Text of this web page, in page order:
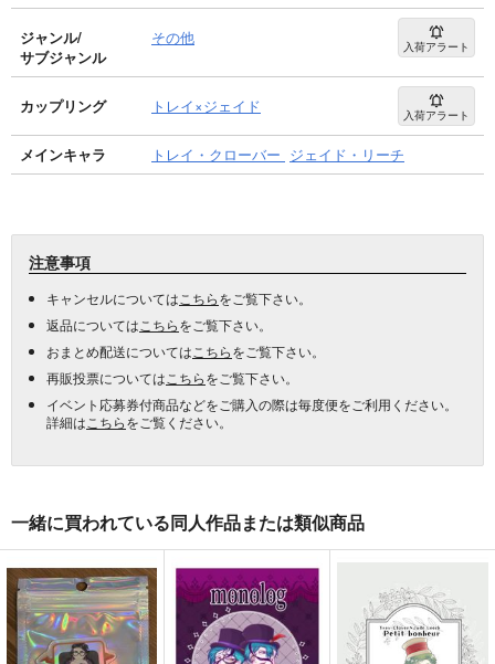
ジャンル/
サブジャンル
その他 入荷アラート
カップリング トレイ×ジェイド 入荷アラート
メインキャラ トレイ・クローバー ジェイド・リーチ
注意事項
キャンセルについては こちらをご覧下さい。
返品については こちらをご覧下さい。
おまとめ配送については こちらをご覧下さい。
再販投票については こちらをご覧下さい。
イベント応募券付商品などをご購入の際は毎度便をご利用ください。
詳細は こちらをご覧ください。
一緒に買われている同人作品または類似商品